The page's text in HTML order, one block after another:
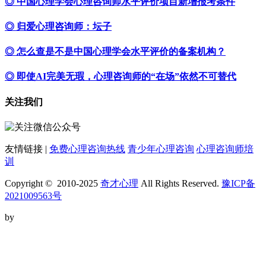
◎ 归爱心理咨询师：坛子
◎ 怎么查是不是中国心理学会水平评价的备案机构？
◎ 即使AI完美无瑕，心理咨询师的“在场”依然不可替代
关注我们
友情链接 | 免费心理咨询热线 青少年心理咨询 心理咨询师培
训
Copyright © 2010-2025 奇才心理 All Rights Reserved. 豫ICP备
2021009563号
by